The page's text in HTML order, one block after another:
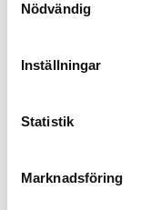
Nödvändig
Inställningar
Statistik
Marknadsföring
BESKRIVNING